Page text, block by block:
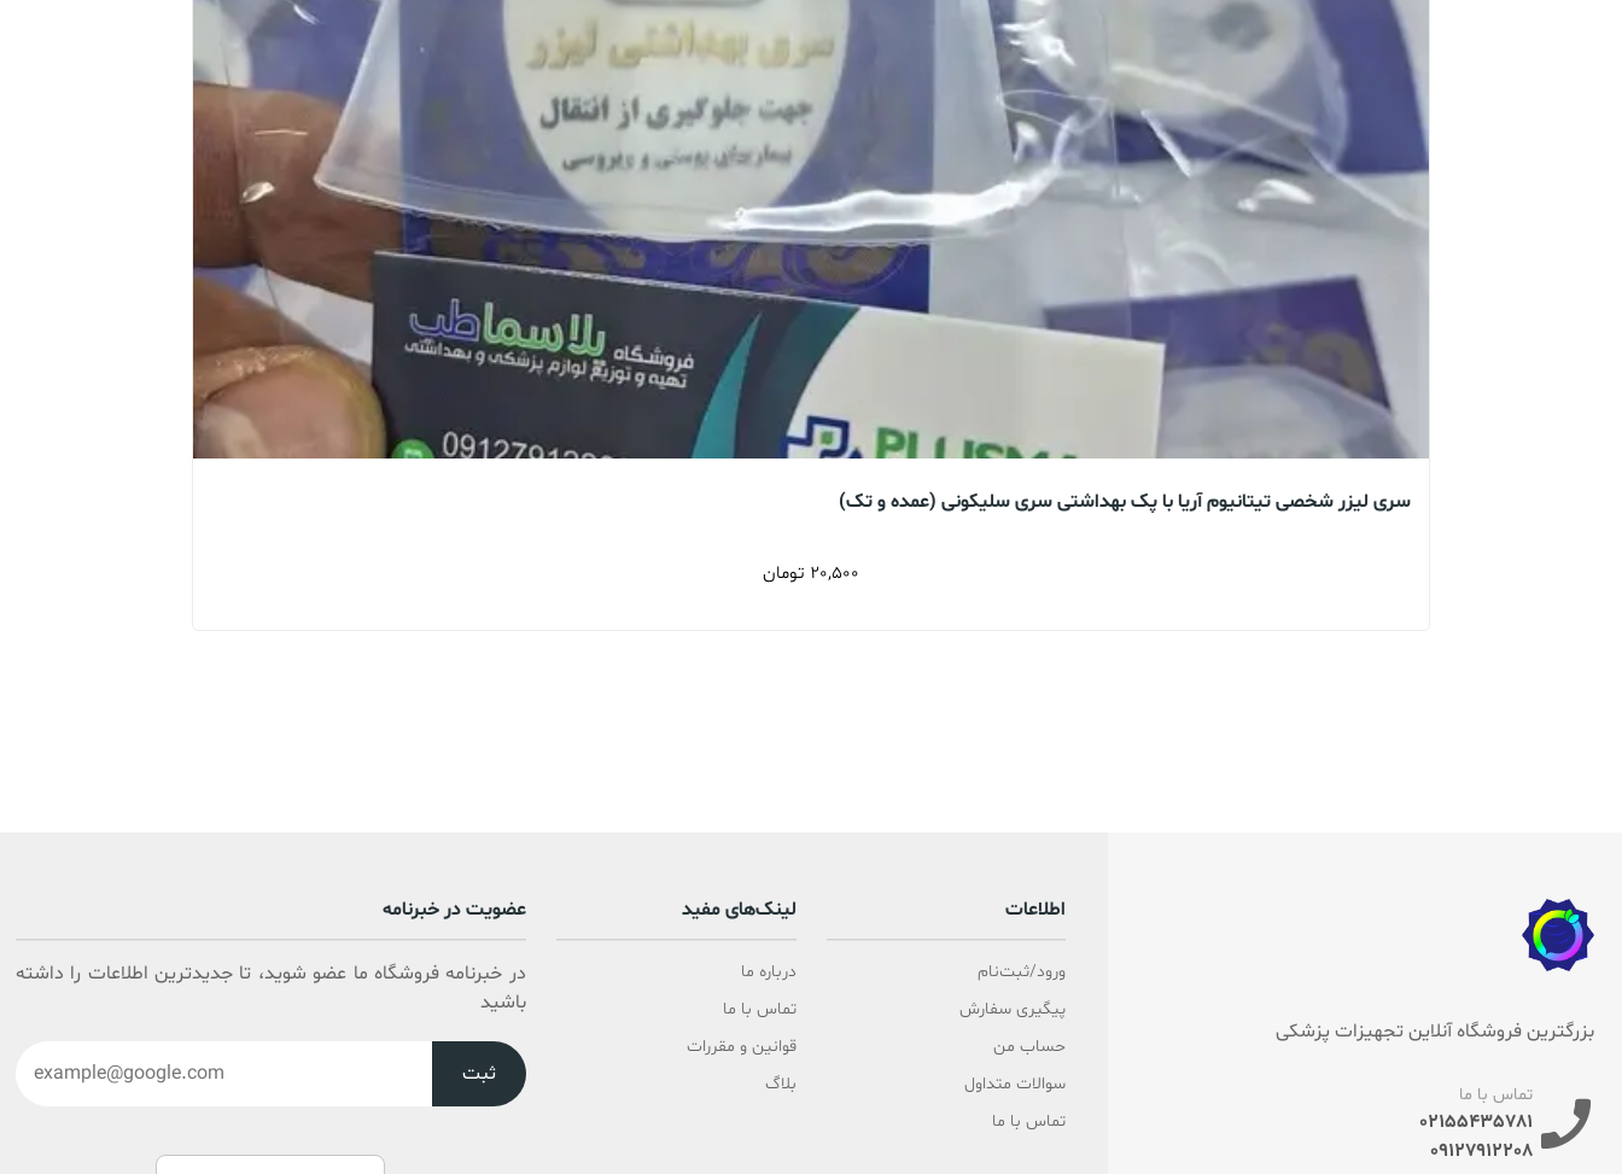
سری لیزر شخصی تیتانیوم آریا با پک بهداشتی سری سلیکونی (عمده و تک)
20,500 تومان
بزرگترین فروشگاه آنلاین تجهیزات پزشکی
تماس با ما
02155435781
09127912208
اطلاعات
ورود/ثبت‌نام
پیگیری سفارش
حساب من
سوالات متداول
تماس با ما
لینک‌های مفید
درباره ما
تماس با ما
قوانین و مقررات
بلاگ
عضویت در خبرنامه
در خبرنامه فروشگاه ما عضو شوید، تا جدیدترین اطلاعات را داشته
باشید
ثبت